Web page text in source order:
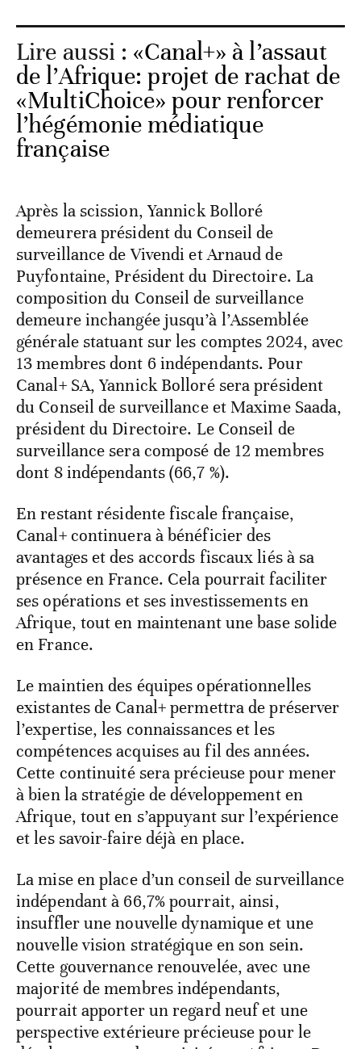
Lire aussi : «Canal+» à l’assaut
de l’Afrique: projet de rachat de
«MultiChoice» pour renforcer
l’hégémonie médiatique
française
Après la scission, Yannick Bolloré
demeurera président du Conseil de
surveillance de Vivendi et Arnaud de
Puyfontaine, Président du Directoire. La
composition du Conseil de surveillance
demeure inchangée jusqu’à l’Assemblée
générale statuant sur les comptes 2024, avec
13 membres dont 6 indépendants. Pour
Canal+ SA, Yannick Bolloré sera président
du Conseil de surveillance et Maxime Saada,
président du Directoire. Le Conseil de
surveillance sera composé de 12 membres
dont 8 indépendants (66,7 %).
En restant résidente fiscale française,
Canal+ continuera à bénéficier des
avantages et des accords fiscaux liés à sa
présence en France. Cela pourrait faciliter
ses opérations et ses investissements en
Afrique, tout en maintenant une base solide
en France.
Le maintien des équipes opérationnelles
existantes de Canal+ permettra de préserver
l’expertise, les connaissances et les
compétences acquises au fil des années.
Cette continuité sera précieuse pour mener
à bien la stratégie de développement en
Afrique, tout en s’appuyant sur l’expérience
et les savoir-faire déjà en place.
La mise en place d’un conseil de surveillance
indépendant à 66,7% pourrait, ainsi,
insuffler une nouvelle dynamique et une
nouvelle vision stratégique en son sein.
Cette gouvernance renouvelée, avec une
majorité de membres indépendants,
pourrait apporter un regard neuf et une
perspective extérieure précieuse pour le